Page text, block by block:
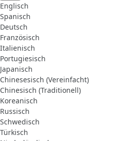
Englisch
Spanisch
Deutsch
Französisch
Italienisch
Portugiesisch
Japanisch
Chinesesisch (Vereinfacht)
Chinesisch (Traditionell)
Koreanisch
Russisch
Schwedisch
Türkisch